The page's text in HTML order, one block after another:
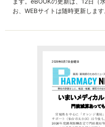
お、WEBサイトは随時更新します